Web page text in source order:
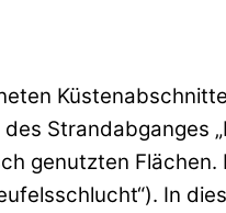
Strandabganges
genutzten
In